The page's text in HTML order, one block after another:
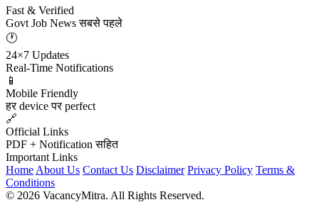
Fast & Verified
Govt Job News सबसे पहले
🕐
24×7 Updates
Real-Time Notifications
📱
Mobile Friendly
हर device पर perfect
🔗
Official Links
PDF + Notification सहित
Important Links
Home About Us Contact Us Disclaimer Privacy Policy Terms &
Conditions
© 2026 VacancyMitra. All Rights Reserved.